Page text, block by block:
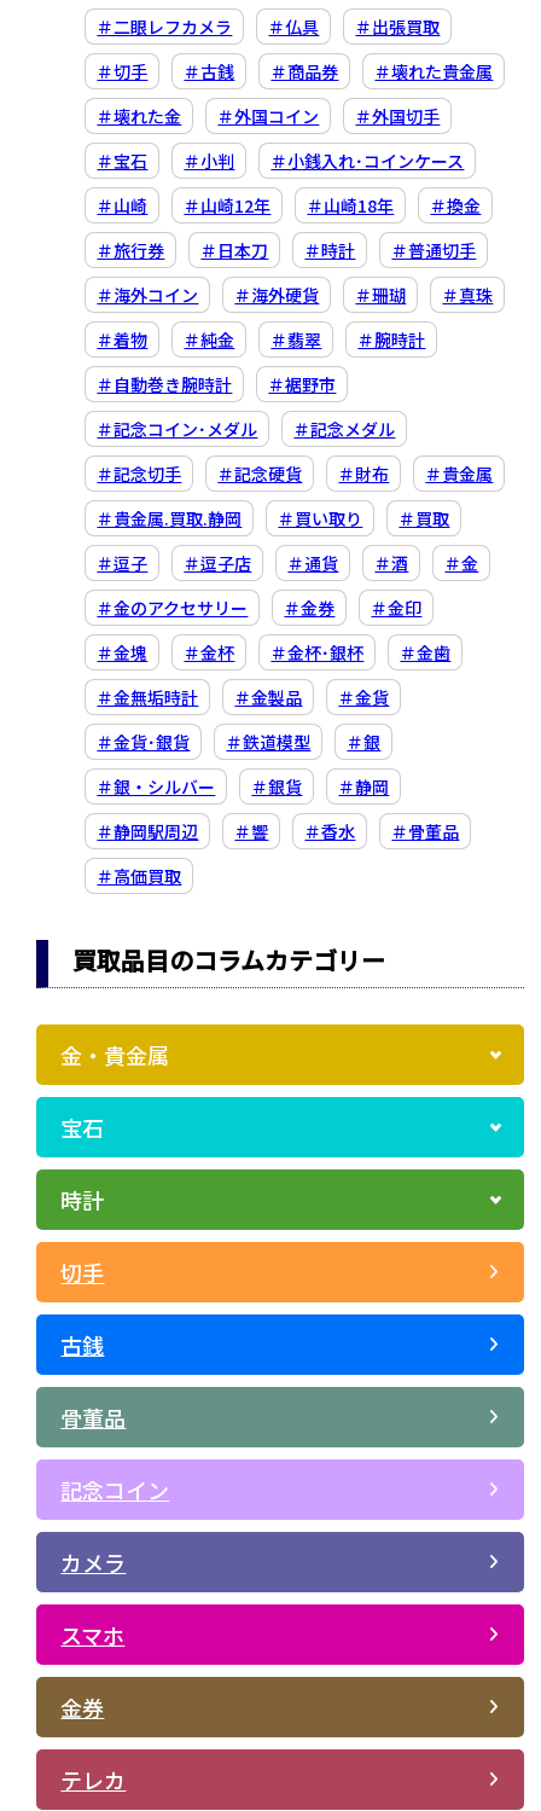
＃二眼レフカメラ ＃仏具
＃出張買取
＃切手
＃古銭 ＃商品券
＃壊れた貴金属
＃壊れた金
＃外国コイン
＃外国切手
＃宝石
＃小判
＃小銭入れ･コインケース
＃山崎
＃山崎12年 ＃山崎18年
＃換金
＃旅行券
＃日本刀 ＃時計
＃普通切手
＃海外コイン
＃海外硬貨 ＃珊瑚
＃真珠
＃着物
＃純金 ＃翡翠
＃腕時計
＃自動巻き腕時計
＃裾野市
＃記念コイン･メダル
＃記念メダル
＃記念切手
＃記念硬貨 ＃財布
＃貴金属
＃貴金属.買取.静岡
＃買い取り
＃買取
＃逗子
＃逗子店 ＃通貨 ＃酒
＃金
＃金のアクセサリー
＃金券
＃金印
＃金塊
＃金杯 ＃金杯･銀杯
＃金歯
＃金無垢時計
＃金製品
＃金貨
＃金貨･銀貨
＃鉄道模型
＃銀
＃銀・シルバー
＃銀貨
＃静岡
＃静岡駅周辺
＃響 ＃香水
＃骨董品
＃高価買取
買取品目のコラムカテゴリー
金・貴金属
宝石
時計
切手
古銭
骨董品
記念コイン
カメラ
スマホ
金券
テレカ